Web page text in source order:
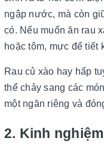
ngập nước, mà còn
có. Nếu muốn ăn rau
hoặc tôm, mực để tiết
Rau củ xào hay hấp
thể chảy sang các
một ngăn riêng và
2. Kinh